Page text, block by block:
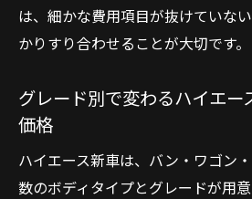
は、細かな費用項目が抜けていな
かりすり合わせることが大切です。
グレード別で変わるハイエー
価格
ハイエース新車は、バン・ワゴン
数のボディタイプとグレードが用